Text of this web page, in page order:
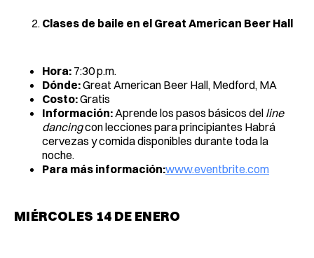
Clases de baile en el Great American Beer Hall
Hora: 7:30 p.m.
Dónde:Great American Beer Hall, Medford, MA
Costo:Gratis
Información:Aprende los pasos básicos del line
dancingcon lecciones para principiantes Habrá
cervezas y comida disponibles durante toda la
noche.
Para más información:www.eventbrite.com
MIÉRCOLES 14 DE ENERO